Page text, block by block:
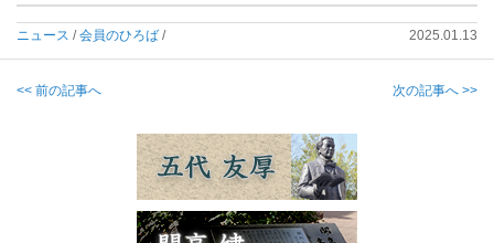
ニュース /会員のひろば / 2025.01.13
<< 前の記事へ 次の記事へ >>